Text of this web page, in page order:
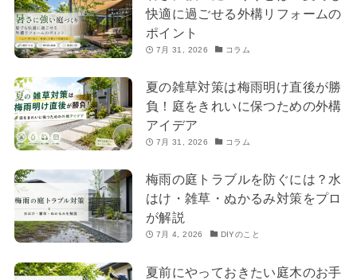
快適に過ごせる外構リフォームの
ポイント
7月 31, 2026 コラム
夏の雑草対策は梅雨明け直後が勝
負！庭をきれいに保つための外構
アイデア
7月 31, 2026 コラム
梅雨の庭トラブルを防ぐには？水
はけ・雑草・ぬかるみ対策をプロ
が解説
7月 4, 2026 DIYのこと
夏前にやっておきたい庭木のお手